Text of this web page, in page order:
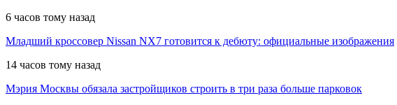
6 часов тому назад
Младший кроссовер Nissan NX7 готовится к дебюту: официальные изображения
14 часов тому назад
Мэрия Москвы обязала застройщиков строить в три раза больше парковок